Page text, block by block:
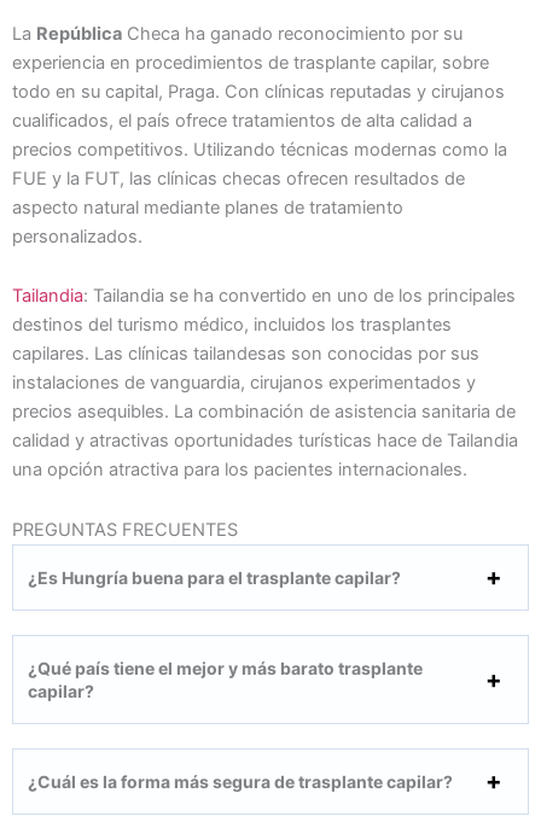
La República Checa ha ganado reconocimiento por su
experiencia en procedimientos de trasplante capilar, sobre
todo en su capital, Praga. Con clínicas reputadas y cirujanos
cualificados, el país ofrece tratamientos de alta calidad a
precios competitivos. Utilizando técnicas modernas como la
FUE y la FUT, las clínicas checas ofrecen resultados de
aspecto natural mediante planes de tratamiento
personalizados.
Tailandia: Tailandia se ha convertido en uno de los principales
destinos del turismo médico, incluidos los trasplantes
capilares. Las clínicas tailandesas son conocidas por sus
instalaciones de vanguardia, cirujanos experimentados y
precios asequibles. La combinación de asistencia sanitaria de
calidad y atractivas oportunidades turísticas hace de Tailandia
una opción atractiva para los pacientes internacionales.
PREGUNTAS FRECUENTES
¿Es Hungría buena para el trasplante capilar?
¿Qué país tiene el mejor y más barato trasplante
capilar?
¿Cuál es la forma más segura de trasplante capilar?